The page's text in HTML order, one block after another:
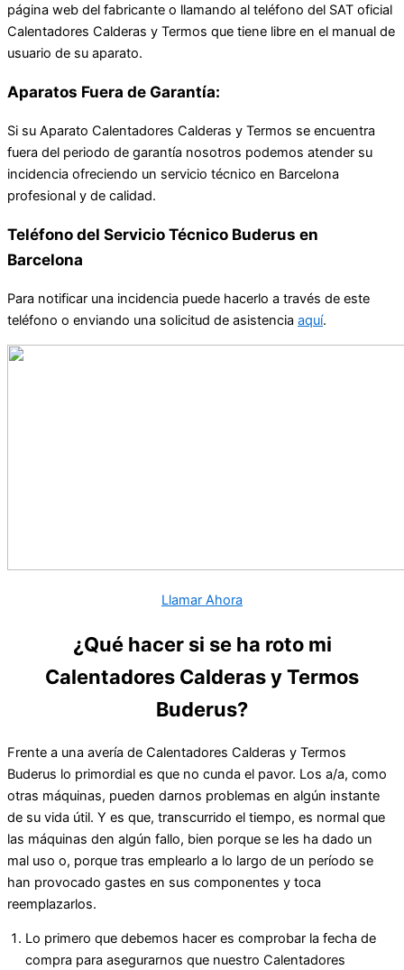
página web del fabricante o llamando al teléfono del SAT oficial
Calentadores Calderas y Termos que tiene libre en el manual de
usuario de su aparato.
Aparatos Fuera de Garantía:
Si su Aparato Calentadores Calderas y Termos se encuentra
fuera del periodo de garantía nosotros podemos atender su
incidencia ofreciendo un servicio técnico en Barcelona
profesional y de calidad.
Teléfono del Servicio Técnico Buderus en
Barcelona
Para notificar una incidencia puede hacerlo a través de este
teléfono o enviando una solicitud de asistencia aquí.
Llamar Ahora
¿Qué hacer si se ha roto mi
Calentadores Calderas y Termos
Buderus?
Frente a una avería de Calentadores Calderas y Termos
Buderus lo primordial es que no cunda el pavor. Los a/a, como
otras máquinas, pueden darnos problemas en algún instante
de su vida útil. Y es que, transcurrido el tiempo, es normal que
las máquinas den algún fallo, bien porque se les ha dado un
mal uso o, porque tras emplearlo a lo largo de un período se
han provocado gastes en sus componentes y toca
reemplazarlos.
Lo primero que debemos hacer es comprobar la fecha de
compra para asegurarnos que nuestro Calentadores